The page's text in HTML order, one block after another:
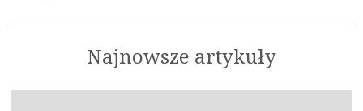
Najnowsze artykuły